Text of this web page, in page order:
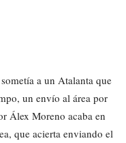
a un Atalanta que
un envío al área por
Álex Moreno acaba en
que acierta enviando el